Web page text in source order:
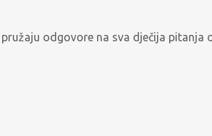
odgovore na sva dječija pitanja